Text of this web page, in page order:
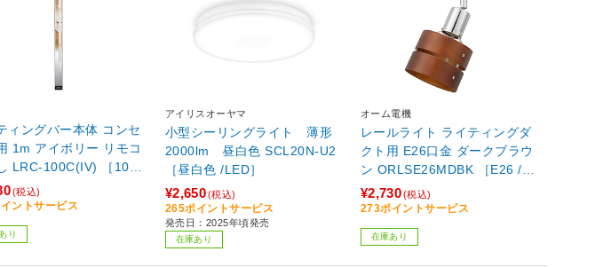
ィングバー本体 コンセ
1m アイボリー リモコ
(税込)
ントサービス
り
アイリスオーヤマ
小型シーリングライト 薄形
2000lm 昼白色 SCL20N-U2
［昼白色 /LED］
¥2,650(税込)
265ポイントサービス
発売日：2025年頃発売
在庫あり
オーム電機
レールライト ライティングダ
クト用 E26口金 ダークブラウ
ン ORLSE26MDBK ［E26 /LE
D］ 【864】
¥2,730(税込)
273ポイントサービス
在庫あり